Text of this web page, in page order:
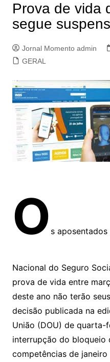
Prova de vida
segue
Jornal Momento admin
GERAL
O s
Nacional do Seguro
prova de vida entre
deste ano não terão
decisão publicada na
União (DOU) de
interrupção do bloqueio
competências de